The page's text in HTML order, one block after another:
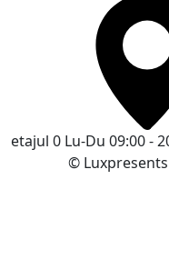
etajul 0 Lu-Du 09:00 -
© Luxpresents